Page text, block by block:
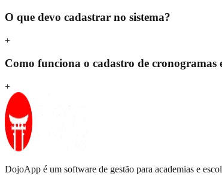
O que devo cadastrar no sistema?
+
Como funciona o cadastro de cronogramas
+
DojoApp é um software de gestão para academias e